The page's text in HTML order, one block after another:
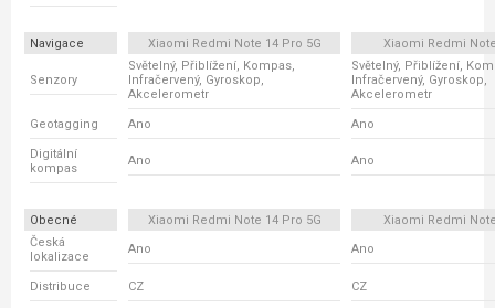
Navigace Xiaomi Redmi Note 14 Pro 5G Xiaomi Redmi
Senzory
Světelný, Přiblížení, Kompas,
Infračervený, Gyroskop,
Akcelerometr
Světelný, Přiblížení,
Infračervený, Gyroskop,
Akcelerometr
Geotagging Ano Ano
Digitální
kompas
Ano Ano
Obecné Xiaomi Redmi Note 14 Pro 5G
Xiaomi Redmi
Česká
lokalizace
Ano Ano
Distribuce CZ CZ